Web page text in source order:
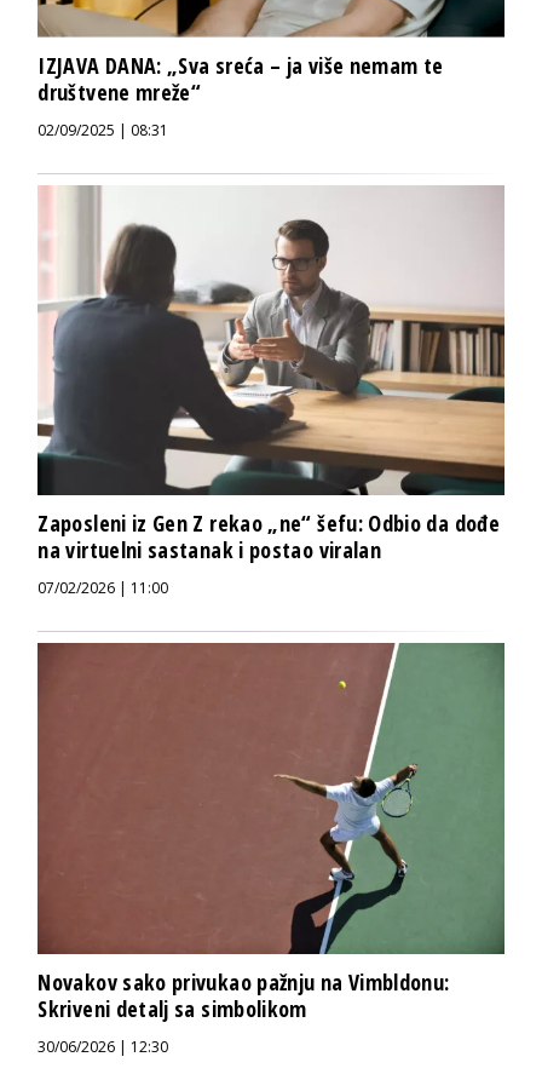
IZJAVA DANA: „Sva sreća – ja više nemam te
društvene mreže“
02/09/2025 | 08:31
Zaposleni iz Gen Z rekao „ne“ šefu: Odbio da dođe
na virtuelni sastanak i postao viralan
07/02/2026 | 11:00
Novakov sako privukao pažnju na Vimbldonu:
Skriveni detalj sa simbolikom
30/06/2026 | 12:30